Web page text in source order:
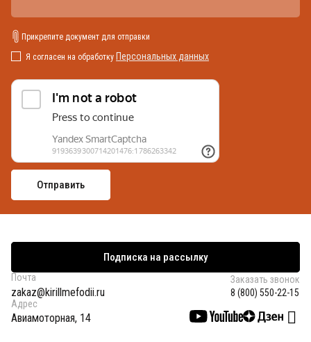
Прикрепите документ для отправки
Я согласен на обработку Персональных данных
Подписка на рассылку
Почта
zakaz@kirillmefodii.ru
Заказать звонок
8 (800) 550-22-15
Адрес
Авиамоторная, 14